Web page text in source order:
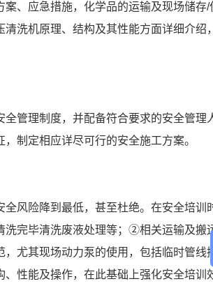
、应急措施，化学品的运输及现场储存
洗机原理、结构及其性能方面详细介绍
管理制度，并配备符合要求的安全管理
制定相应详尽可行的安全施工方案。
风险降到最低，甚至杜绝。在安全培训
完毕清洗废液处理等；②相关运输及搬
尤其现场动力泵的使用，包括临时管线
性能及操作，在此基础上强化安全培训